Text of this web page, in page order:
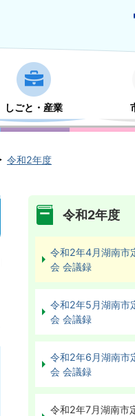
しごと・産業
令和2年度
令和2年度
令和2年4月湖南市
会 会議録
令和2年5月湖南市
会 会議録
令和2年6月湖南市
会 会議録
令和2年7月湖南市